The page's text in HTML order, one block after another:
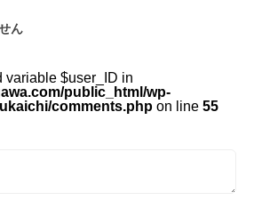
ん
variable $user_ID in
public_html/wp-
comments.php on line 55